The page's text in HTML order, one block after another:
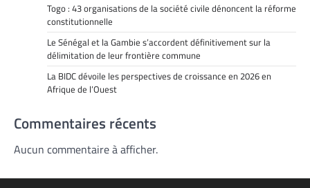
Togo : 43 organisations de la société civile dénoncent la réforme
constitutionnelle
Le Sénégal et la Gambie s’accordent définitivement sur la
délimitation de leur frontière commune
La BIDC dévoile les perspectives de croissance en 2026 en
Afrique de l’Ouest
Commentaires récents
Aucun commentaire à afficher.